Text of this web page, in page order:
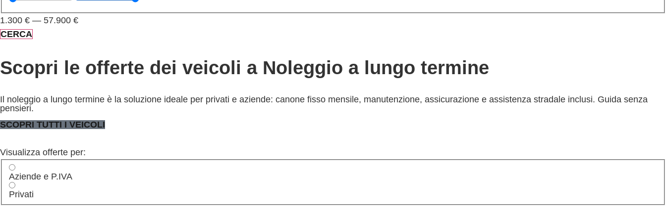
1.300 € — 57.900 €
CERCA
Scopri le offerte dei veicoli a Noleggio a lungo termine
Il noleggio a lungo termine è la soluzione ideale per privati e aziende: canone fisso mensile, manutenzione, assicurazione e assistenza stradale inclusi. Guida senza
pensieri.
SCOPRI TUTTI I VEICOLI
Visualizza offerte per:
Aziende e P.IVA
Privati